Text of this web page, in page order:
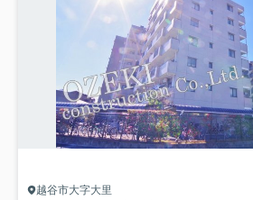
越谷市大字大里